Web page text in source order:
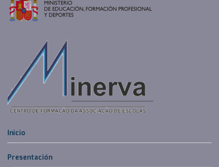
Inicio
Presentación